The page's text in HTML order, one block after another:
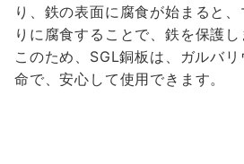
り、鉄の表面に腐食が始まると
りに腐食することで、鉄を保護し
このため、SGL銅板は、ガルバ
命で、安心して使用できます。